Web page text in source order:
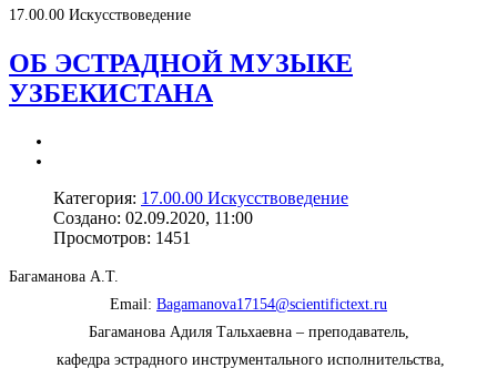
17.00.00 Искусствоведение
ОБ ЭСТРАДНОЙ МУЗЫКЕ
УЗБЕКИСТАНА
Категория: 17.00.00 Искусствоведение
Создано: 02.09.2020, 11:00
Просмотров: 1451
Багаманова А.Т.
Email: Bagamanova17154@scientifictext.ru
Багаманова Адиля Тальхаевна – преподаватель,
кафедра эстрадного инструментального исполнительства,